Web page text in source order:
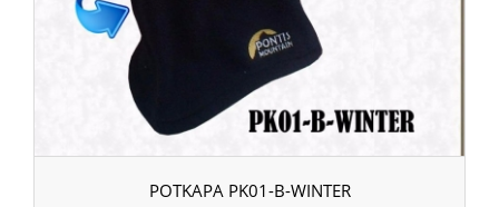
POTKAPA PK01-B-WINTER